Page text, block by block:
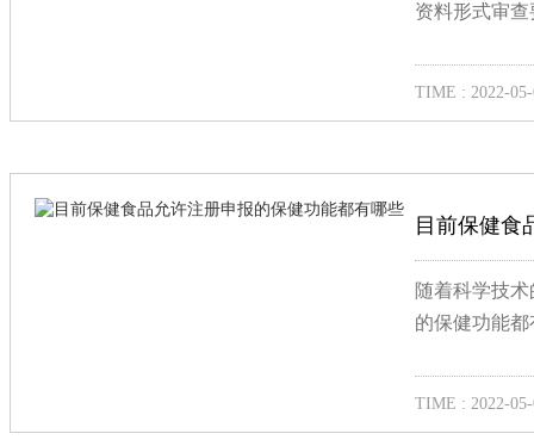
资料形式审
TIME : 2022-
目前保健食
随着科学技
的保健功能
TIME : 2022-